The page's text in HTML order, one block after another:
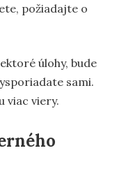
požiadajte o
úlohy, bude
sami.
viac viery.